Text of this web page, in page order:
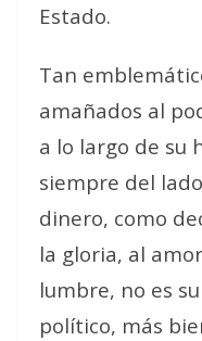
Estado.
Tan
amañados al
a lo largo de su
siempre del
dinero, como
la gloria, al
lumbre, no es
político, más